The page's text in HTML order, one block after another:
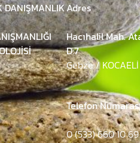
DANIŞMANLIKAdres
Hacıhalil Mah.
D:7
Gebze / KOCAELİ
Telefon
0 (533) 660 10 69